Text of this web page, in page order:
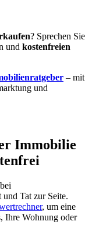
? Sprechen Sie
und kostenfreien
– mit
und
Immobilie
Tat zur Seite.
, um eine
Ihre Wohnung oder